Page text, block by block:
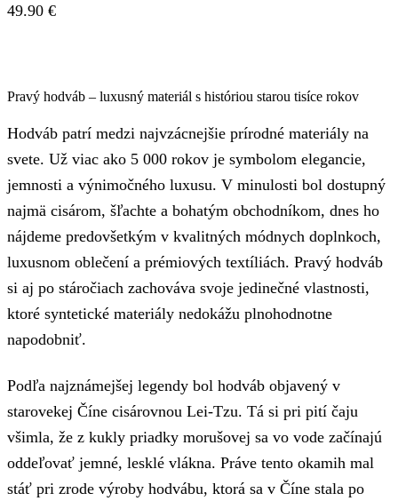
49.90 €
Pravý hodváb – luxusný materiál s históriou starou tisíce rokov
Hodváb patrí medzi najvzácnejšie prírodné materiály na
svete. Už viac ako 5 000 rokov je symbolom elegancie,
jemnosti a výnimočného luxusu. V minulosti bol dostupný
najmä cisárom, šľachte a bohatým obchodníkom, dnes ho
nájdeme predovšetkým v kvalitných módnych doplnkoch,
luxusnom oblečení a prémiových textíliách. Pravý hodváb
si aj po stáročiach zachováva svoje jedinečné vlastnosti,
ktoré syntetické materiály nedokážu plnohodnotne
napodobniť.
Podľa najznámejšej legendy bol hodváb objavený v
starovekej Číne cisárovnou Lei-Tzu. Tá si pri pití čaju
všimla, že z kukly priadky morušovej sa vo vode začínajú
oddeľovať jemné, lesklé vlákna. Práve tento okamih mal
stáť pri zrode výroby hodvábu, ktorá sa v Číne stala po